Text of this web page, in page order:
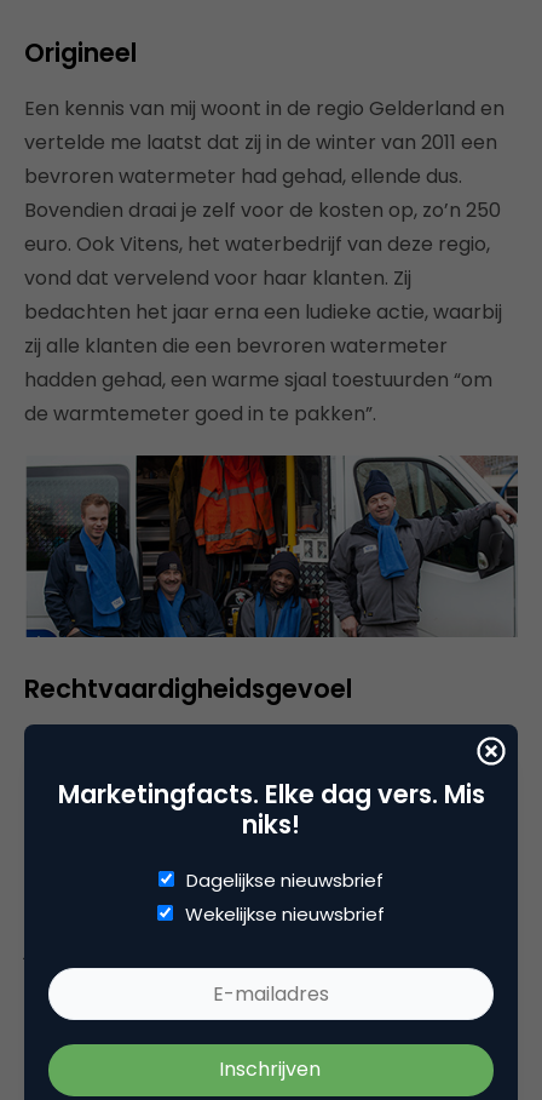
Origineel
Een kennis van mij woont in de regio Gelderland en
vertelde me laatst dat zij in de winter van 2011 een
bevroren watermeter had gehad, ellende dus.
Bovendien draai je zelf voor de kosten op, zo’n 250
euro. Ook Vitens, het waterbedrijf van deze regio,
vond dat vervelend voor haar klanten. Zij
bedachten het jaar erna een ludieke actie, waarbij
zij alle klanten die een bevroren watermeter
hadden gehad, een warme sjaal toestuurden “om
de warmtemeter goed in te pakken”.
Rechtvaardigheidsgevoel
uiteraard kijk ik uit naar de dag dat deze bezorgd
wordt. Echter, het pakje arriveert niet op de
niet de dag daarna. De frustratie stijgt en een
telefoontje naar de klantenservice lijkt gepast. Ken
opnemen, hoogstwaarschijnlijk niets goeds kan
gaan zeggen? Dat je het telefoontje staand doet
omdat je boos en gefrustreerd bent? Apple heeft
echter in dit geval begrepen hoe een klant zich
Marketingfacts. Elke dag vers. Mis
niks!
Dagelijkse nieuwsbrief
Wekelijkse nieuwsbrief